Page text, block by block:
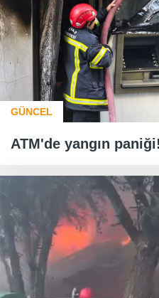
GÜNCEL
ATM'de yangın paniği!